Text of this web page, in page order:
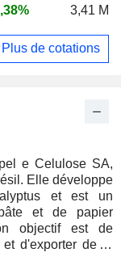
e Celulose SA,
Elle développe
et est un
et de papier
objectif est de
et d'exporter de la
3,41 M
Plus de cotations